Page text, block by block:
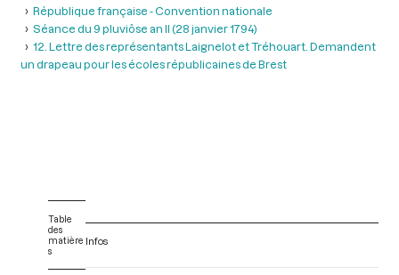
République française - Convention nationale
Séance du 9 pluviôse an II (28 janvier 1794)
12. Lettre des représentants Laignelot et Tréhouart. Demandent
un drapeau pour les écoles républicaines de Brest
Table
des
matière
s
Infos